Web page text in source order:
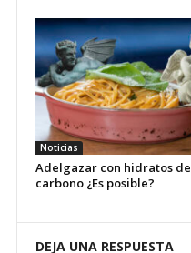
Noticias
Adelgazar con hidratos de
carbono ¿Es posible?
DEJA UNA RESPUESTA